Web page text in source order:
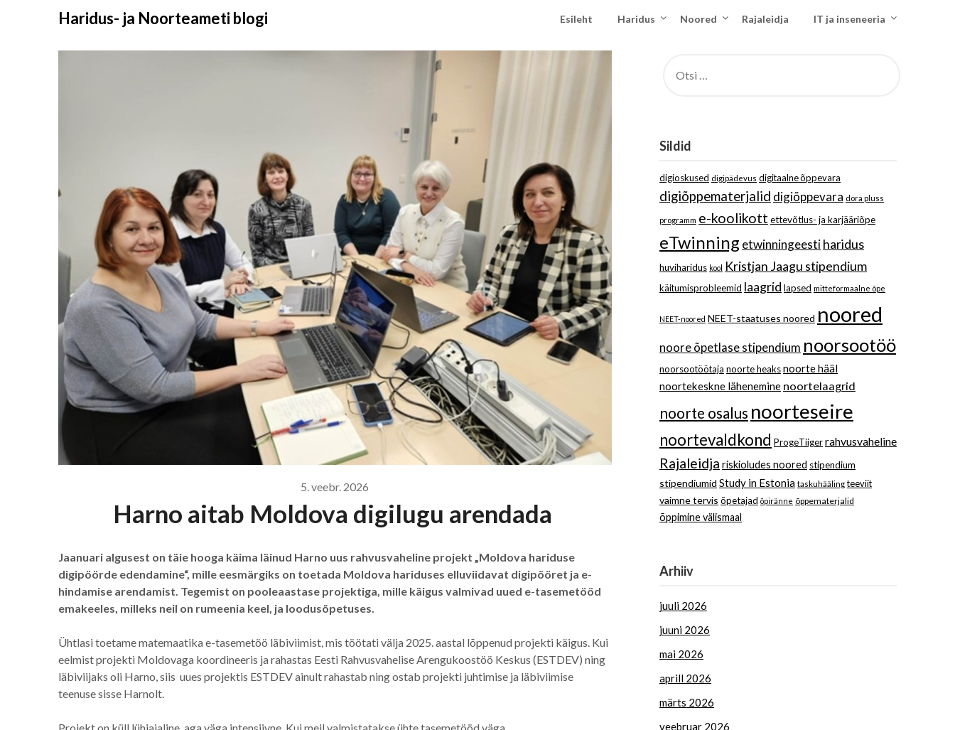
Haridus- ja Noorteameti blogi Esileht Haridus Noored Rajaleidja IT ja inseneeria
5. veebr. 2026
Harno aitab Moldova digilugu arendada
Jaanuari algusest on täie hooga käima läinud Harno uus rahvusvaheline projekt „Moldova hariduse
digipöörde edendamine“, mille eesmärgiks on toetada Moldova hariduses elluviidavat digipööret ja e-
hindamise arendamist. Tegemist on pooleaastase projektiga, mille käigus valmivad uued e-tasemetööd
emakeeles, milleks neil on rumeenia keel, ja loodusõpetuses.
Ühtlasi toetame matemaatika e-tasemetöö läbiviimist, mis töötati välja 2025. aastal lõppenud projekti käigus. Kui
eelmist projekti Moldovaga koordineeris ja rahastas Eesti Rahvusvahelise Arengukoostöö Keskus (ESTDEV) ning
läbiviijaks oli Harno, siis uues projektis ESTDEV ainult rahastab ning ostab projekti juhtimise ja läbiviimise
teenuse sisse Harnolt.
Sildid
digioskused digipädevus digitaalne õppevara
digiõppematerjalid digiõppevara dora pluss
programm e-koolikott ettevõtlus- ja karjääriõpe
eTwinning etwinningeestiharidus
huviharidus kool Kristjan Jaagu stipendium
käitumisprobleemid laagrid lapsed mitteformaalne õpe
NEET-noored NEET-staatuses noored noored
noore õpetlase stipendium noorsootöö
noorsootöötaja noorte heaksnoorte hääl
noortekeskne lähenemine noortelaagrid
noorte osalus noorteseire
noortevaldkond ProgeTiigerrahvusvaheline
Rajaleidja riskioludes noored stipendium
stipendiumid Study in Estonia taskuhääling teeviit
vaimne tervis õpetajad õpiränne õppematerjalid
õppimine välismaal
Arhiiv
juuli 2026
juuni 2026
mai 2026
aprill 2026
märts 2026
veebruar 2026